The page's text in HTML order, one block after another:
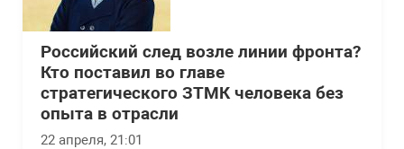
Российский след возле линии фронта?
Кто поставил во главе
стратегического ЗТМК человека без
опыта в отрасли
22 апреля, 21:01